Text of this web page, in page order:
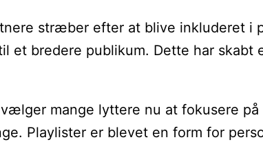
stræber efter at blive
bredere publikum. Dette har
mange lyttere nu at fokusere
Playlister er blevet en form for